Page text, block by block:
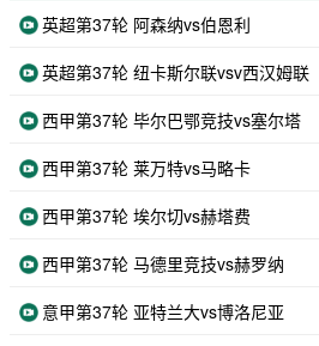
英超第37轮 阿森纳vs伯恩利
英超第37轮 纽卡斯尔联vsv西汉姆联
西甲第37轮 毕尔巴鄂竞技vs塞尔塔
西甲第37轮 莱万特vs马略卡
西甲第37轮 埃尔切vs赫塔费
西甲第37轮 马德里竞技vs赫罗纳
意甲第37轮 亚特兰大vs博洛尼亚